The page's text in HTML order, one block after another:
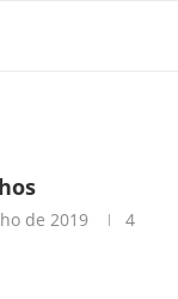
de 2019
4